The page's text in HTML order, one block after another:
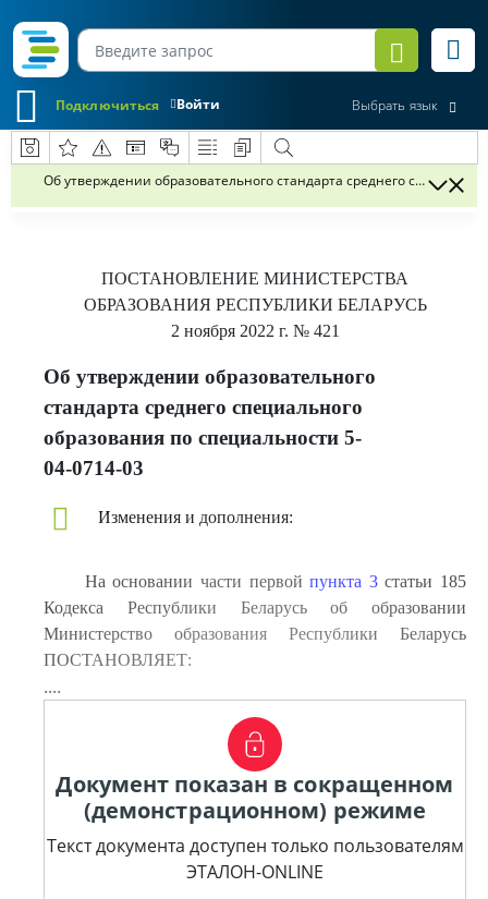
Войти
Подключиться Выбрать язык
Об утверждении образовательного стандарта среднего
ПОСТАНОВЛЕНИЕ МИНИСТЕРСТВА
ОБРАЗОВАНИЯ РЕСПУБЛИКИ БЕЛАРУСЬ
2 ноября 2022 г. № 421
Об утверждении образовательного
стандарта среднего специального
образования по специальности 5-
04-0714-03
Изменения и дополнения:
На основании части первойпункта 3статьи 185
Кодекса Республики Беларусь об образовании
Министерство образования Республики Беларусь
ПОСТАНОВЛЯЕТ:
....
Документ показан в сокращенном
(демонстрационном) режиме
Текст документа доступен только пользователям
ЭТАЛОН-ONLINE